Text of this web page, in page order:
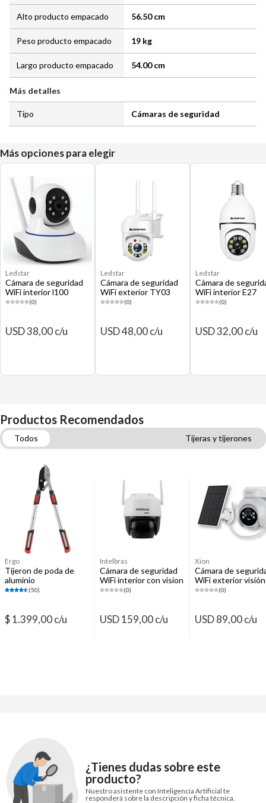
Alto producto empacado 56.50 cm
Peso producto empacado 19 kg
Largo producto empacado 54.00 cm
Más detalles
Tipo Cámaras de seguridad
Más opciones para elegir
Ledstar
Cámara de seguridad
WiFi interior l100
(0)
USD 38,00 c/u
Ledstar
Cámara de seguridad
WiFi exterior TY03
(0)
USD 48,00 c/u
Ledstar
Cámara de
WiFi interior E27
(0)
USD 32,00 c/u
Productos Recomendados
Todos
Tijeras y tijerones
Bisagras retén para muebles
Ergo
Tijeron de poda de
aluminio
(50)
$ 1.399,00 c/u
Intelbras
Cámara de seguridad
WiFi interior con visíon
nocturna
(0)
USD 159,00 c/u
Xion
Cámara de
WiFi exterior visión
nocturna
(0)
USD 89,00 c/u
¿Tienes dudas sobre este
producto?
Nuestro asistente con Inteligencia Artificial te
responderá sobre la descripción y ficha técnica.